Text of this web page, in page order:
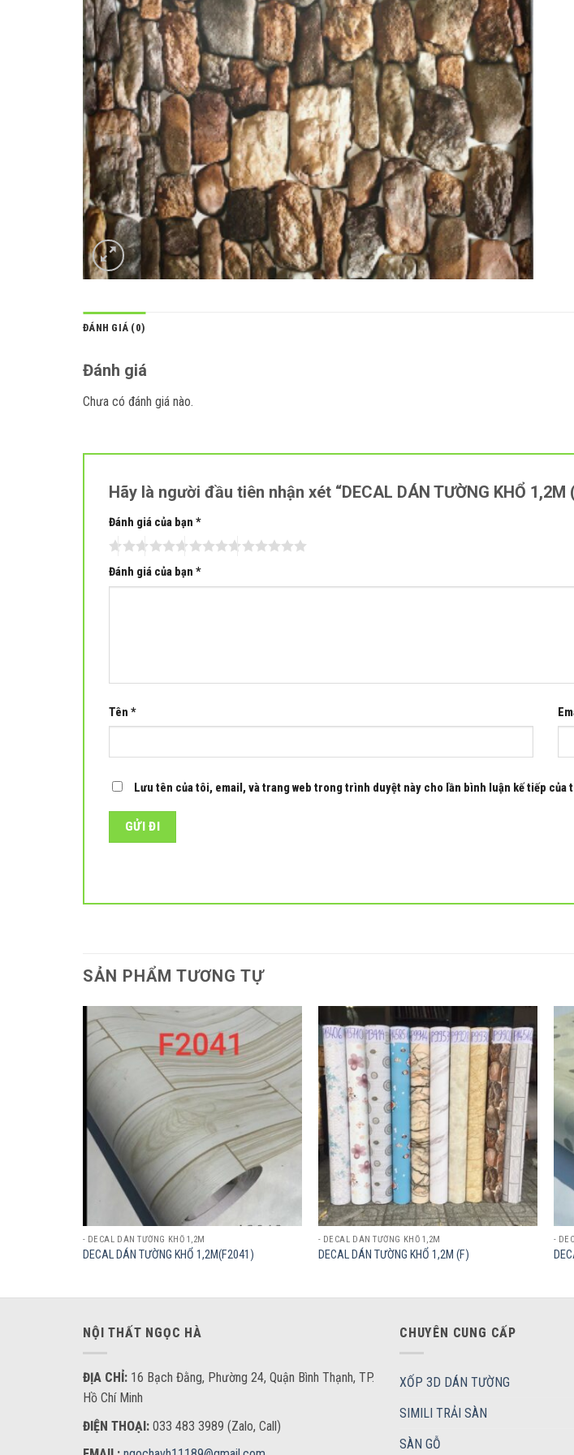
ĐÁNH GIÁ (0)
Đánh giá
Chưa có đánh giá nào.
Hãy là người đầu tiên nhận xét “DECAL DÁN TƯỜNG KHỔ 1,2M
Đánh giá của bạn *
Đánh giá của bạn *
Tên *
Lưu tên của tôi, email, và trang web trong trình duyệt này cho lần bình luận kế tiếp của
SẢN PHẨM TƯƠNG TỰ
Add to
wishlist
- DECAL DÁN TƯỜNG KHỔ 1,2M
DECAL DÁN TƯỜNG KHỔ 1,2M(F2041)
Add to
wishlist
- DECAL DÁN TƯỜNG KHỔ 1,2M
DECAL DÁN TƯỜNG KHỔ 1,2M (F)
-
NỘI THẤT NGỌC HÀ
ĐỊA CHỈ: 16 Bạch Đằng, Phường 24, Quận Bình Thạnh, TP.
Hồ Chí Minh
ĐIỆN THOẠI: 033 483 3989 (Zalo, Call)
CHUYÊN CUNG CẤP
XỐP 3D DÁN TƯỜNG
SIMILI TRẢI SÀN
SÀN GỖ